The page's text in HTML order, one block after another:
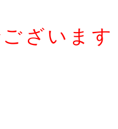
ざいます